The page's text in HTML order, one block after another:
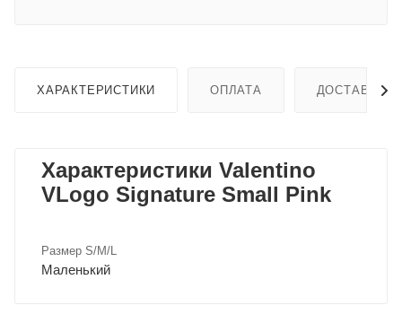
ХАРАКТЕРИСТИКИ ОПЛАТА ДОСТАВКА
Характеристики Valentino
VLogo Signature Small Pink
Размер S/M/L
Маленький